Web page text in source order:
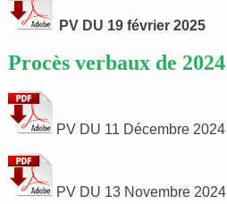
PV DU 19 février 2025
Procès verbaux de 2024
PV DU 11 Décembre 2024
PV DU 13 Novembre 2024